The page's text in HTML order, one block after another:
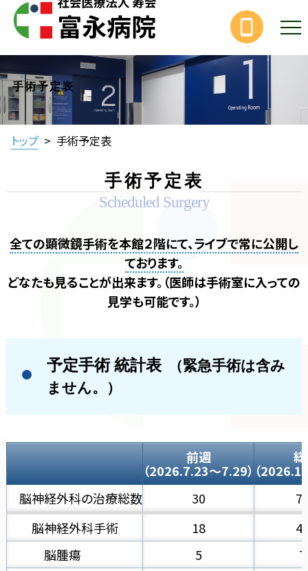
手術予定表
トップ > 手術予定表
手術予定表
Scheduled Surgery
全ての顕微鏡手術を本館２階にて、ライブで常に公開し
ております。
どなたも見ることが出来ます。（医師は手術室に入っての
見学も可能です。）
予定手術 統計表
（緊急手術は含み
ません。）
前週
（2026.7.23～7.29）（
脳神経外科の治療総数
30
脳神経外科手術
18
脳腫瘍
5